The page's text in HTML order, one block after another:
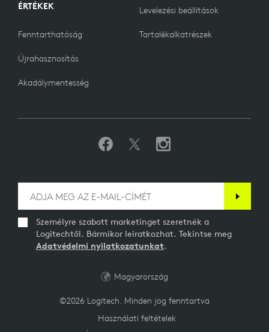
ÉRTÉKEK
Fenntarthatóság
Újrahasznosítás
Akadálymentesség
Levelezési beállítások
Tartalékalkatrészek
Személyre szabott marketinget szeretnék a
Logitechtől. Bármikor leiratkozhat. Tekintse meg
Adatvédelmi nyilatkozatunkat.
©2026 Logitech. Minden jog fenntartva
Használati feltételek
Magyarország